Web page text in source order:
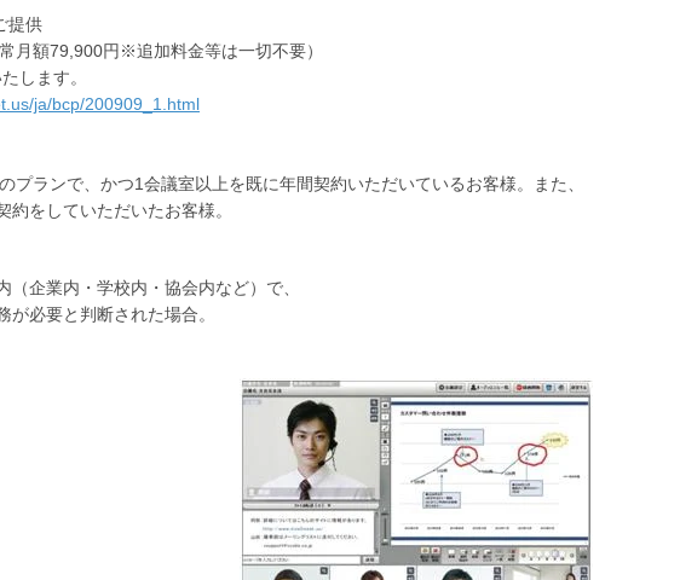
提供
月額79,900円※追加料金等は一切不要）
します。
ja/bcp/200909_1.html
プランで、かつ1会議室以上を既に年間契約いただいているお客様。また、
をしていただいたお客様。
企業内・学校内・協会内など）で、
必要と判断された場合。